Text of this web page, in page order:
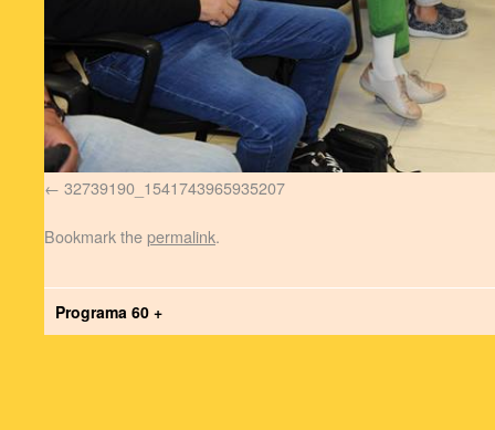
32739190_1541743965935207
Bookmark thepermalink.
Programa 60 +